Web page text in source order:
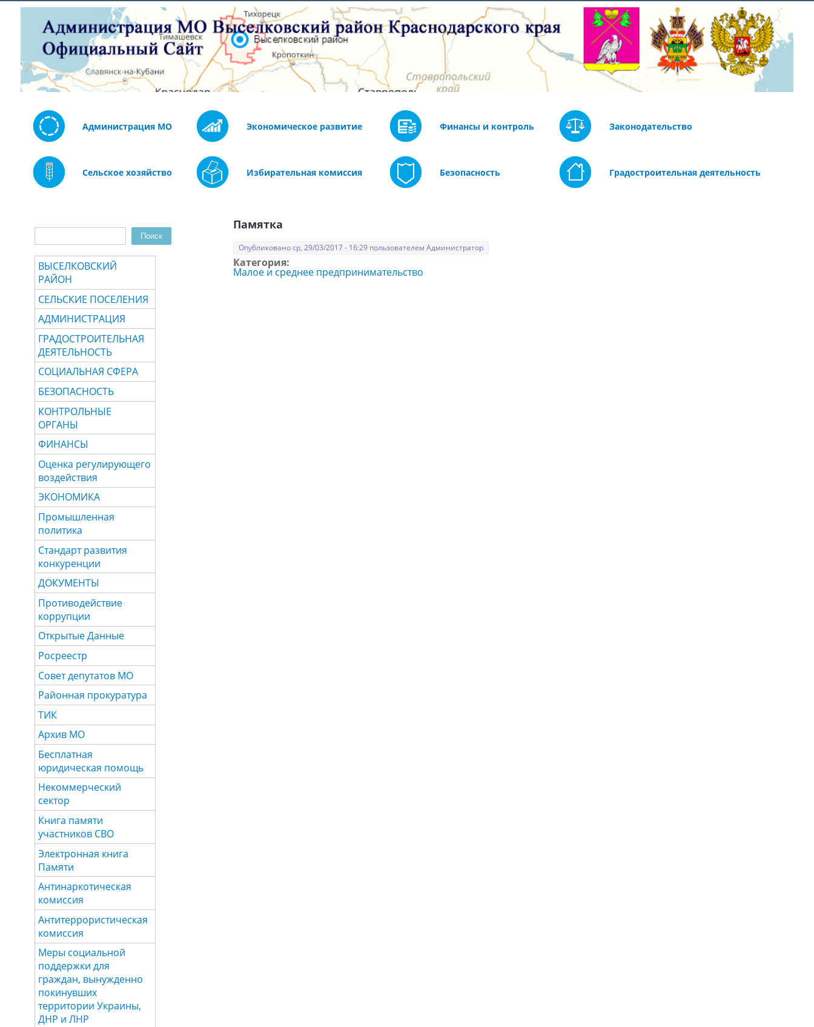
Администрация МО Экономическое развитие Финансы и контроль Законодательство
Сельское хозяйство Избирательная комиссия Безопасность Градостроительная деятельность
Памятка
Опубликовано ср, 29/03/2017 - 16:29 пользователемАдминистратор
Категория:
Малое и среднее предпринимательство
Поиск
ВЫСЕЛКОВСКИЙ
РАЙОН
СЕЛЬСКИЕ ПОСЕЛЕНИЯ
АДМИНИСТРАЦИЯ
ГРАДОСТРОИТЕЛЬНАЯ
ДЕЯТЕЛЬНОСТЬ
СОЦИАЛЬНАЯ СФЕРА
БЕЗОПАСНОСТЬ
КОНТРОЛЬНЫЕ
ОРГАНЫ
ФИНАНСЫ
Оценка регулирующего
воздействия
ЭКОНОМИКА
Промышленная
политика
Стандарт развития
конкуренции
ДОКУМЕНТЫ
Противодействие
коррупции
Открытые Данные
Росреестр
Совет депутатов МО
Районная прокуратура
ТИК
Архив МО
Бесплатная
юридическая помощь
Некоммерческий
сектор
Книга памяти
участников СВО
Электронная книга
Памяти
Антинаркотическая
комиссия
Антитеррористическая
комиссия
Меры социальной
поддержки для
граждан, вынужденно
покинувших
территории Украины,
ДНР и ЛНР